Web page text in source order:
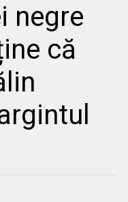
negre
că